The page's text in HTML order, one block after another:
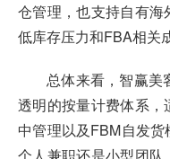
仓管理，也支持自有
低库存压力和FBA相关
总体来看，智赢美
透明的按量计费体系
中管理以及FBM自发